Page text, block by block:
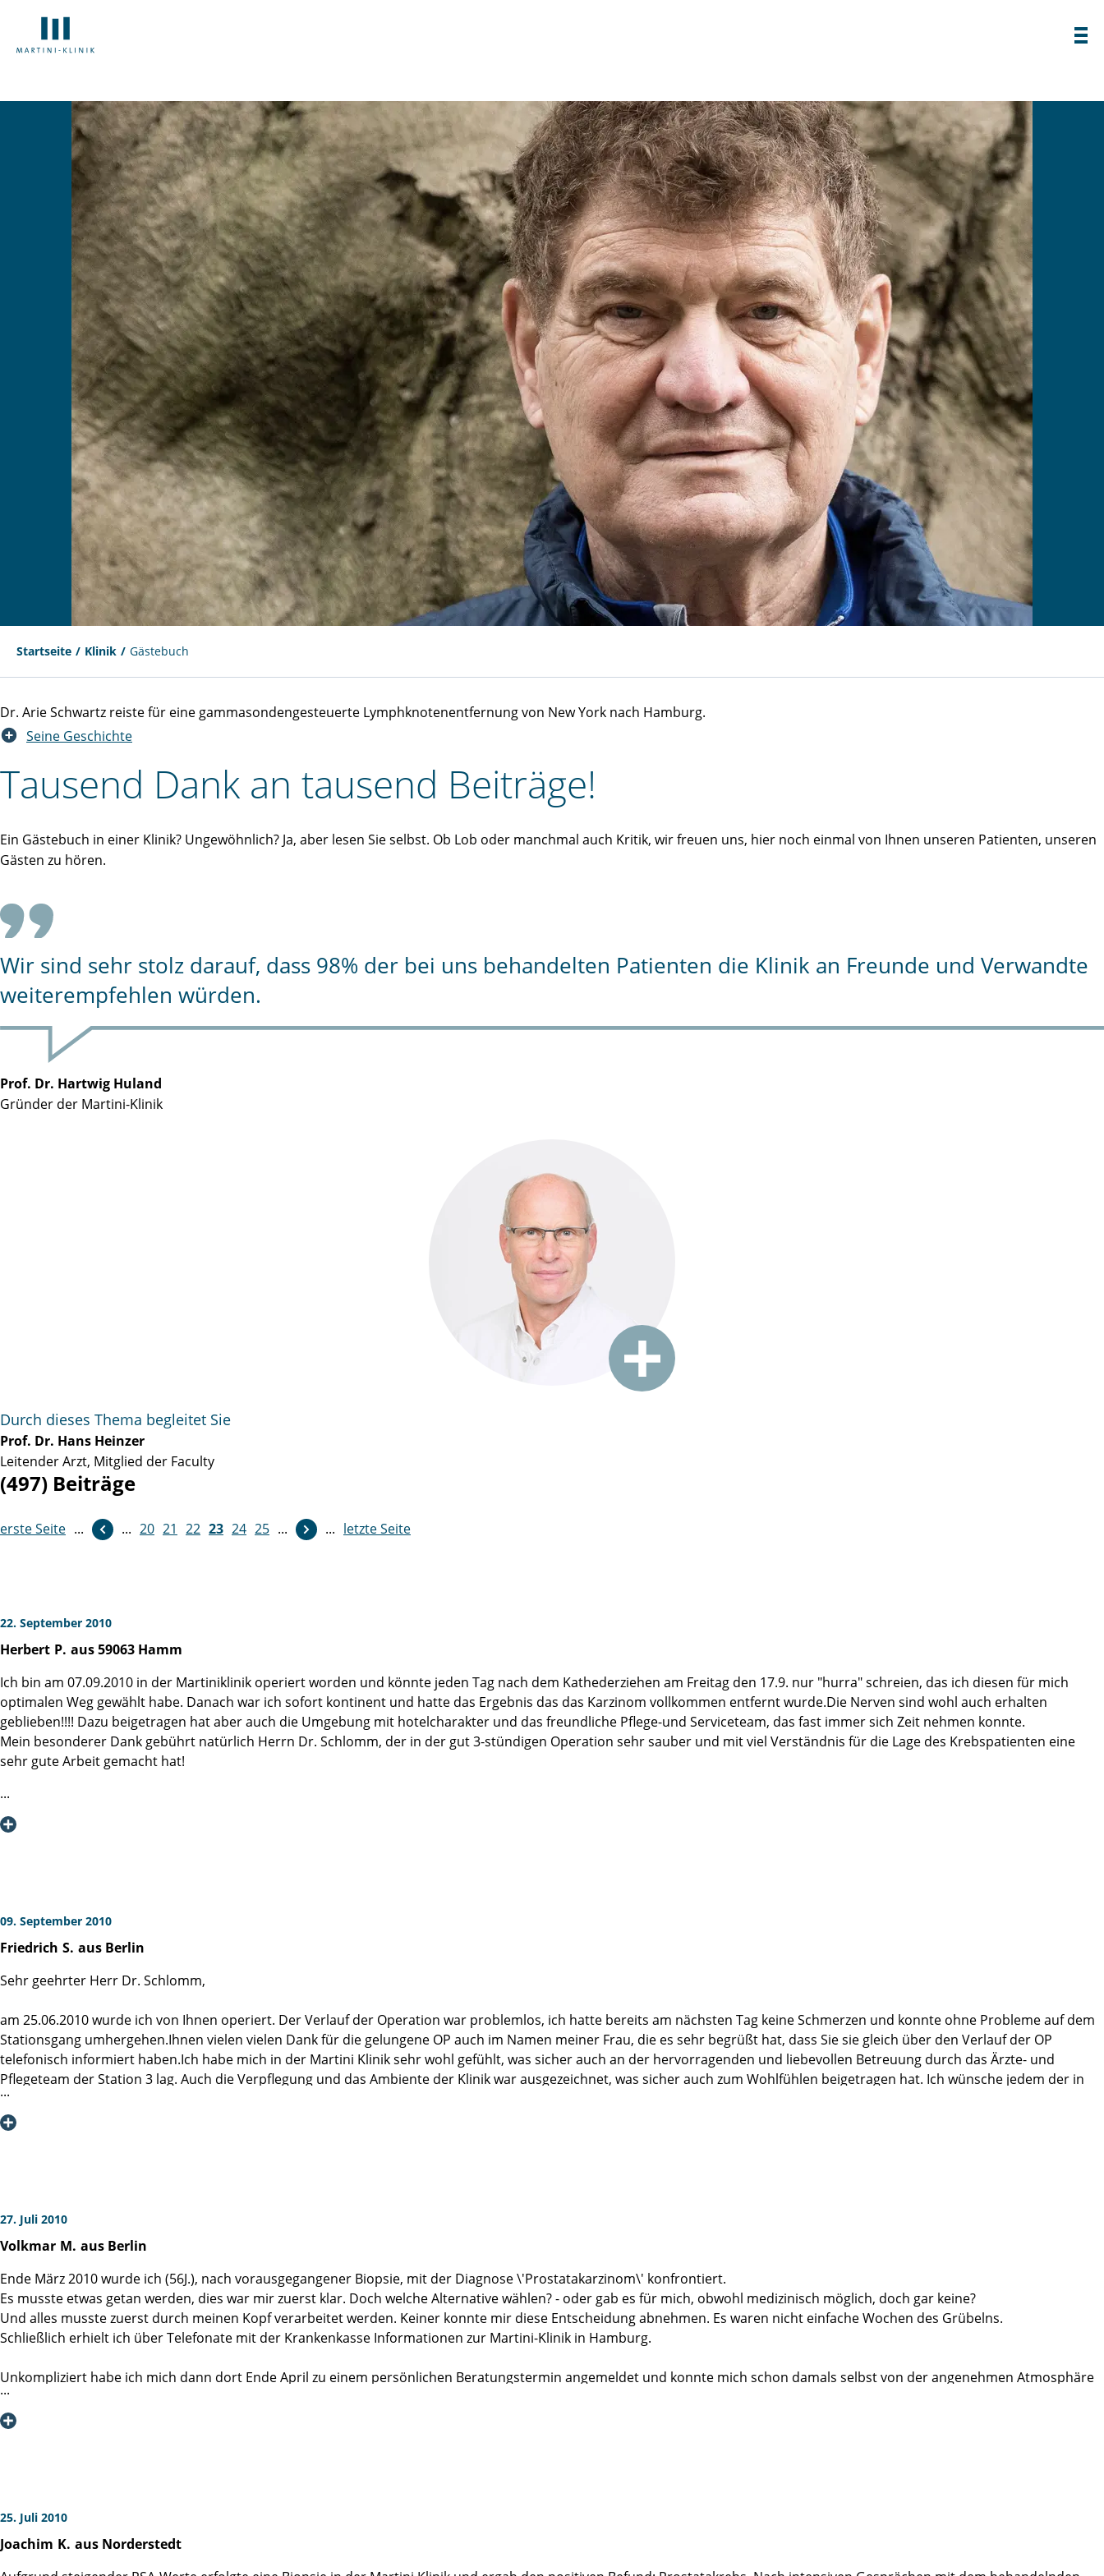
Startseite Klinik Gästebuch
Dr. Arie Schwartz reiste für eine gammasondengesteuerte Lymphknotenentfernung von New York nach Hamburg.
Seine Geschichte
Tausend Dank an tausend Beiträge!
Ein Gästebuch in einer Klinik? Ungewöhnlich? Ja, aber lesen Sie selbst. Ob Lob oder manchmal auch Kritik, wir freuen uns, hier noch einmal von Ihnen unseren Patienten, unseren
Gästen zu hören.
Wir sind sehr stolz darauf, dass 98% der bei uns behandelten Patienten die Klinik an Freunde und Verwandte
weiterempfehlen würden.
Prof. Dr. Hartwig Huland
Gründer der Martini-Klinik
Durch dieses Thema begleitet Sie
Prof. Dr. Hans Heinzer
Leitender Arzt, Mitglied der Faculty
(497) Beiträge
erste Seite ... ... 20 21 22 23 24 25 ...
weiter ... letzte Seite
22. September 2010
Herbert P. aus 59063 Hamm
Ich bin am 07.09.2010 in der Martiniklinik operiert worden und könnte jeden Tag nach dem Kathederziehen am Freitag den 17.9. nur "hurra" schreien, das ich diesen für mich
optimalen Weg gewählt habe. Danach war ich sofort kontinent und hatte das Ergebnis das das Karzinom vollkommen entfernt wurde.Die Nerven sind wohl auch erhalten
geblieben!!!! Dazu beigetragen hat aber auch die Umgebung mit hotelcharakter und das freundliche Pflege-und Serviceteam, das fast immer sich Zeit nehmen konnte.
Mein besonderer Dank gebührt natürlich Herrn Dr. Schlomm, der in der gut 3-stündigen Operation sehr sauber und mit viel Verständnis für die Lage des Krebspatienten eine
sehr gute Arbeit gemacht hat!
Danke noch einmal an alle!
09. September 2010
Friedrich S. aus Berlin
Sehr geehrter Herr Dr. Schlomm,
am 25.06.2010 wurde ich von Ihnen operiert. Der Verlauf der Operation war problemlos, ich hatte bereits am nächsten Tag keine Schmerzen und konnte ohne Probleme auf dem
Stationsgang umhergehen.Ihnen vielen vielen Dank für die gelungene OP auch im Namen meiner Frau, die es sehr begrüßt hat, dass Sie sie gleich über den Verlauf der OP
telefonisch informiert haben.Ich habe mich in der Martini Klinik sehr wohl gefühlt, was sicher auch an der hervorragenden und liebevollen Betreuung durch das Ärzte- und
Pflegeteam der Station 3 lag. Auch die Verpflegung und das Ambiente der Klinik war ausgezeichnet, was sicher auch zum Wohlfühlen beigetragen hat. Ich wünsche jedem der in
dieser Situation ist, dass er von der Martiniklinik erfährt. Auch die Anschulßreha in der Hamm Klinik in St-Peter-Ording, hat mir sehr gut getan. Dort habe ich mehrere
Mitpatienten getroffen,die auch in Ihrer Klinik operiert wurden und habe nur Lobeshymnen gehört. Ich werde die Martini Klinik jedem weiterempfehlen.
27. Juli 2010
Volkmar M. aus Berlin
Ende März 2010 wurde ich (56J.), nach vorausgegangener Biopsie, mit der Diagnose \'Prostatakarzinom\' konfrontiert.
Es musste etwas getan werden, dies war mir zuerst klar. Doch welche Alternative wählen? - oder gab es für mich, obwohl medizinisch möglich, doch gar keine?
Und alles musste zuerst durch meinen Kopf verarbeitet werden. Keiner konnte mir diese Entscheidung abnehmen. Es waren nicht einfache Wochen des Grübelns.
Schließlich erhielt ich über Telefonate mit der Krankenkasse Informationen zur Martini-Klinik in Hamburg.
Unkompliziert habe ich mich dann dort Ende April zu einem persönlichen Beratungstermin angemeldet und konnte mich schon damals selbst von der angenehmen Atmosphäre
an dieser Hamburger Klinik überzeugen. Ich entschied mich schließlich nach der sachkundigen Beratung von Herrn Dr. Schlomm für eine Operation am Martini-Klinikum.
Da es wohl für eine solche Operation nie den richtigen Zeitpunkt gibt, war es mir sehr angenehm, dass der Termin für die Behandlung so gelegt werden konnte,
Partner zur Seite und man war an der Klinik gut darauf eingestellt.
Bei der Aufnahme auf Station 3 spürte ich sofort die Freundlichkeit - und auch die aktuelle Fußball-WM-Stimmung brauchte man nicht vermissen, denn
25. Juli 2010
Joachim K. aus Norderstedt